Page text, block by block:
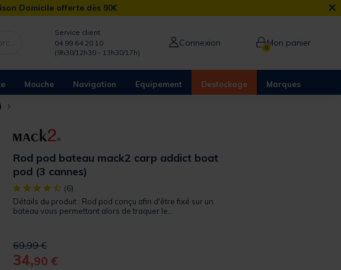
Domicile offerte dès 90€ ×
Service client
04 99 64 20 10
(9h30/12h30 - 13h30/17h)
Connexion 0Mon panier
Mouche Navigation Equipement Destockage Marques
Rod pod bateau mack2 carp addict boat
pod (3 cannes)
[object Object] out of 5 Customer Rating
(6)
Détails du produit : Rod pod conçu afin d'être fixé sur un
bateau vous permettant alors de traquer le...
Price reduced from
69,99 €to
34,90 €